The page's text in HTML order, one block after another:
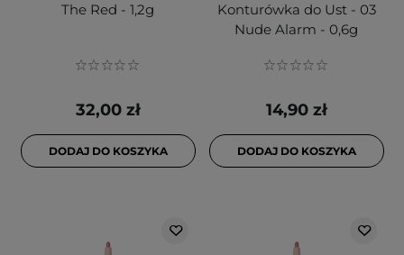
The Red - 1,2g
32,00 zł
DODAJ DO KOSZYKA
Konturówka do Ust - 03
Nude Alarm - 0,6g
14,90 zł
DODAJ DO KOSZYKA